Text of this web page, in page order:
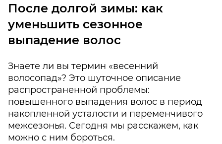
После долгой зимы: как
уменьшить сезонное
выпадение волос
Знаете ли вы термин «весенний
волосопад»? Это шуточное описание
распространенной проблемы:
повышенного выпадения волос в период
накопленной усталости и переменчивого
межсезонья. Сегодня мы расскажем, как
можно с ним бороться.